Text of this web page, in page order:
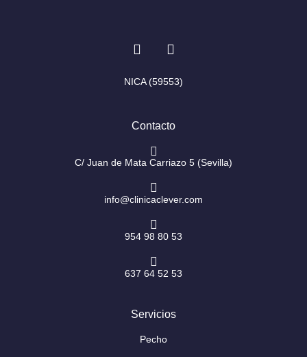
I
n
t
r
F
a
e
o
f
NICA (59553)
Contacto
C/ Juan de Mata Carriazo 5 (Sevilla)
info@clinicaclever.com
954 98 80 53
637 64 52 53
Servicios
Pecho